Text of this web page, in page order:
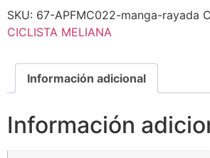
SKU: 67-APFMC022-manga-rayada
CICLISTA MELIANA
Información adicional
Información